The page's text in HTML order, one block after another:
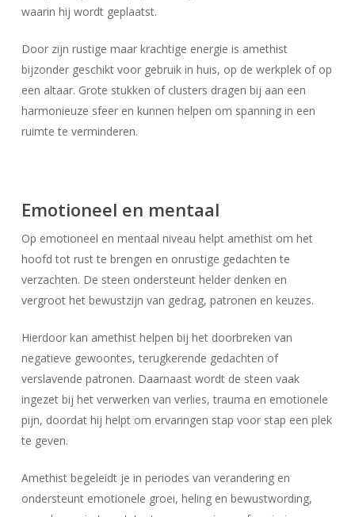
waarin hij wordt geplaatst.
Door zijn rustige maar krachtige energie is amethist
bijzonder geschikt voor gebruik in huis, op de werkplek of op
een altaar. Grote stukken of clusters dragen bij aan een
harmonieuze sfeer en kunnen helpen om spanning in een
ruimte te verminderen.
Emotioneel en mentaal
Op emotioneel en mentaal niveau helpt amethist om het
hoofd tot rust te brengen en onrustige gedachten te
verzachten. De steen ondersteunt helder denken en
vergroot het bewustzijn van gedrag, patronen en keuzes.
Hierdoor kan amethist helpen bij het doorbreken van
negatieve gewoontes, terugkerende gedachten of
verslavende patronen. Daarnaast wordt de steen vaak
ingezet bij het verwerken van verlies, trauma en emotionele
pijn, doordat hij helpt om ervaringen stap voor stap een plek
te geven.
Amethist begeleidt je in periodes van verandering en
ondersteunt emotionele groei, heling en bewustwording,